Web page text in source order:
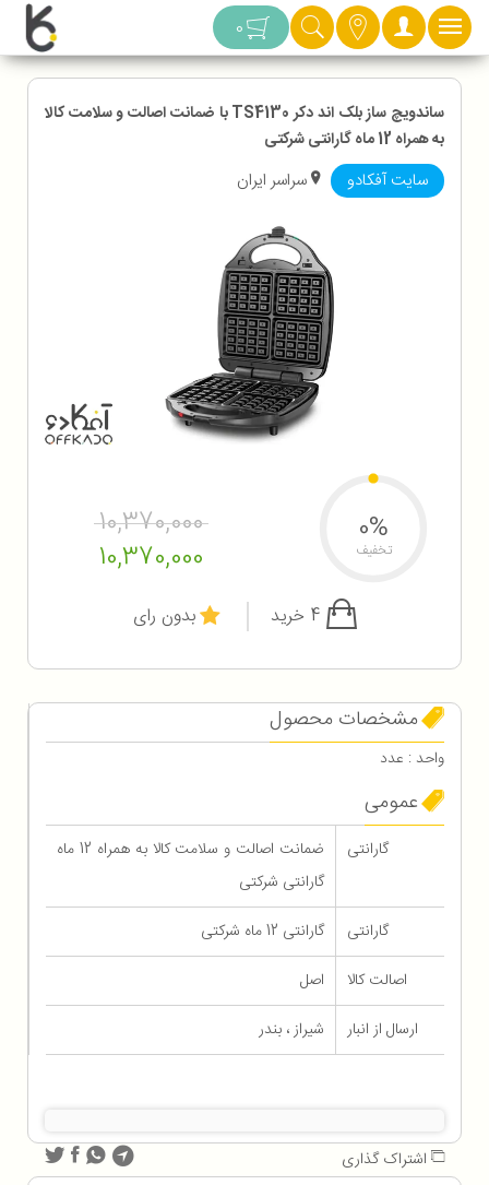
دسته بندی 0
ساندویچ ساز بلک اند دکر TS4130 با ضمانت اصالت و سلامت کالا
به همراه 12 ماه گارانتی شرکتی
سایت آفکادو سراسر ایران
10,370,000
10,370,000
0%
تخفیف
بدون رای
مشخصات محصول
واحد : عدد
عمومی
گارانتی
ضمانت اصالت و سلامت کالا به همراه 12 ماه
گارانتی شرکتی
گارانتی
گارانتی 12 ماه شرکتی
اصالت کالا
اصل
ارسال از انبار
شیراز ، بندر
اشتراک گذاری